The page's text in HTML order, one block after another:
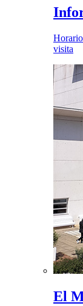
visita
El